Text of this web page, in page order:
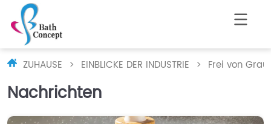
ZUHAUSE > EINBLICKE DER INDUSTRIE > Frei von
Nachrichten